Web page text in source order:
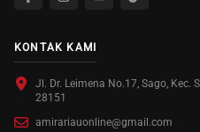
KONTAK KAMI
Jl. Dr. Leimena No.17, Sago, Kec.
28151
amirariauonline@gmail.com